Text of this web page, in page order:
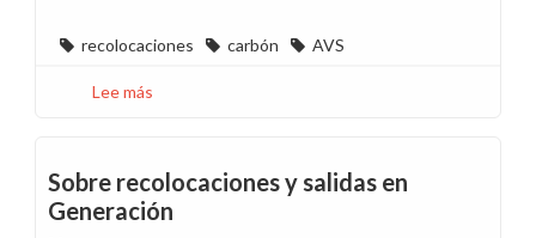
recolocaciones carbón AVS
Lee más
de
CCOO
en
Sobre recolocaciones y salidas en
Generación